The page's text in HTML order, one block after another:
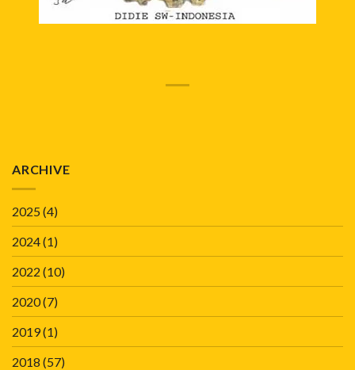
ARCHIVE
2025(4)
2024(1)
2022 (10)
2020(7)
2019(1)
2018 (57)